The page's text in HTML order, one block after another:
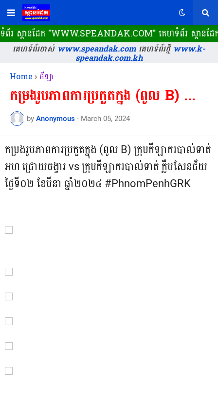
រ ស្ពានដែក​ "WWW.SPEANDAK.COM" គេហទំព័រ ស្ពា
គេហទំព័រចាស់www.speandak.comគេហទំព័រថ្មីwww.k-
speandak.com.kh
Home កីឡា
កម្រងរូបភាពការប្រកួតក្នុង (ពូល B) ...
by Anonymous - March 05, 2024
កម្រងរូបភាពការប្រកួតក្នុង (ពូល B) ក្រុមកីឡាករបាល់ទាត់
អហ ជ្រោយចង្វារ vs ក្រុមកីឡាករបាល់ទាត់ ក្លឹបសែនជ័យ
ថ្ងៃទី០២ ខែមីនា ឆ្នាំ២០២៤ #PhnomPenhGRK